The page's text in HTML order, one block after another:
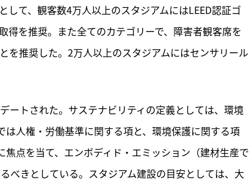
て、観客数4万人以上のスタジアムにはLEED認証ゴ
得を推奨。また全てのカテゴリーで、障害者観客席を
を推奨した。2万人以上のスタジアムにはセンサリール
ートされた。サステナビリティの定義としては、環境
人権・労働基準に関する項と、環境保護に関する項
点を当て、エンボディド・エミッション（建材生産で
べきとしている。スタジアム建設の目安としては、大